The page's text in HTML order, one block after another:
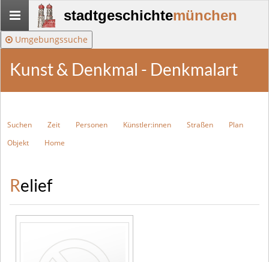
Stadtgeschichte-
München
stadtgeschichtemünchen
Umgebungssuche
Kunst & Denkmal - Denkmalart
Suchen Zeit Personen Künstler:innen Straßen
Plan
Objekt
Home
Relief